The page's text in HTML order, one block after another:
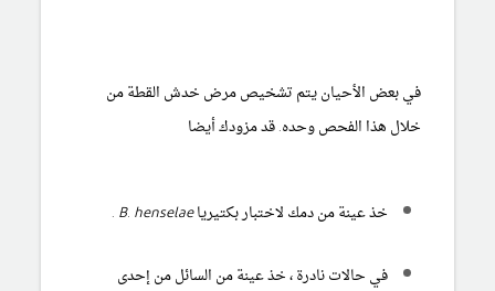
في بعض الأحيان يتم تشخيص مرض خدش القطة من
خلال هذا الفحص وحده. قد مزودك أيضا
خذ عينة من دمك لاختبار بكتيرياB. henselae
.
في حالات نادرة ، خذ عينة من السائل من إحدى